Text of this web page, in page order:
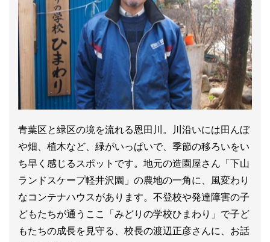
青葉区と緑区の境を流れる恩田川。川沿いには田んぼ
や畑、植木など、緑がいっぱいで、季節の移ろいをい
ち早く感じるスポットです。地元の造園屋さん「下山
ランドスケープ軽井沢園」の農地の一角に、風変わり
なコンテナハウスがあります。不登校や発達障害の子
どもたちが通うここ「みどりの学校ひまわり」で子ど
もたちの成長を見守る、校長の渡辺正彦さんに、お話